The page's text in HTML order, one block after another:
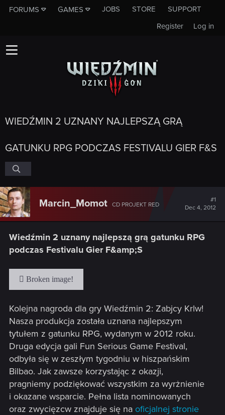
FORUMS GAMES JOBS STORE
SUPPORT
Log in
Register
WIEDŹMIN 2 UZNANY NAJLEPSZĄ GRĄ
GATUNKU RPG PODCZAS FESTIVALU GIER F&S
Marcin_Momot CD PROJEKT RED
#1
Dec 4, 2012
Wiedźmin 2 uznany najlepszą grą gatunku RPG
podczas Festivalu Gier F&amp;S
Kolejna nagroda dla gry Wiedźmin 2: Zabjcy Krlw!
Nasza produkcja została uznana najlepszym
tytułem z gatunku RPG, wydanym w 2012 roku.
Druga edycja gali Fun Serious Game Festival,
odbyła się w zeszłym tygodniu w hiszpańskim
Bilbao. Jak zawsze korzystając z okazji,
pragniemy podziękować wszystkim za wyrżnienie
i okazane wsparcie. Pełna lista nominowanych
oraz zwycięzcw znajduje się na oficjalnej stronie